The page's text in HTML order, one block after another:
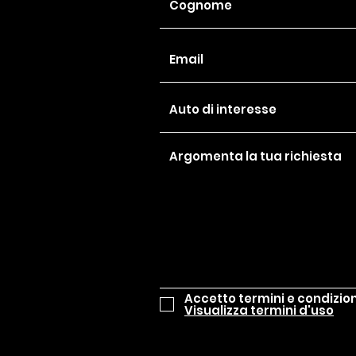
Accetto termini e
Visualizza termini d'uso